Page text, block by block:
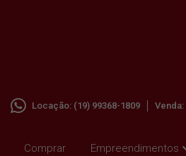
Comprar Empreendimentos
Locação: (19) 99368-1809 Venda: